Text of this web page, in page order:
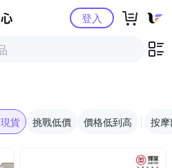
Yahoo購物中心登入
貨 挑戰低價 價格低到高 按